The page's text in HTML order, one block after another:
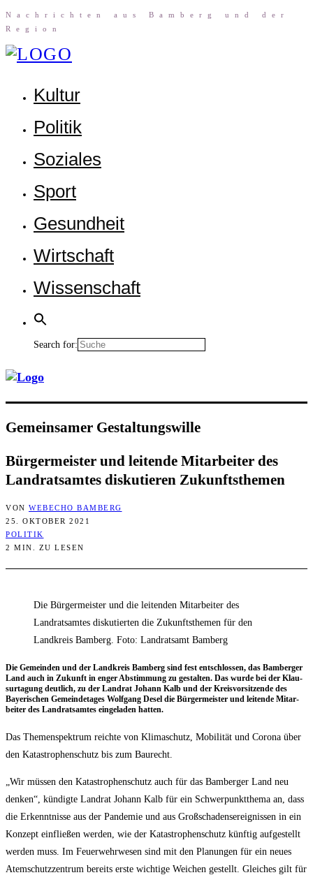
Nach­rich­ten aus Bam­berg und der
Region
Kul­tur
Poli­tik
Sozia­les
Sport
Gesund­heit
Wirt­schaft
Wis­sen­schaft
Search for:
Gemein­sa­mer Gestaltungswille
Bür­ger­meis­ter und lei­ten­de Mit­ar­bei­ter des
Land­rats­am­tes dis­ku­tie­ren Zukunftsthemen
VON WEBECHO BAMBERG
25. OKTOBER 2021
POLITIK
2 MIN. ZU LESEN
Die Bürgermeister und die leitenden Mitarbeiter des
Landratsamtes diskutierten die Zukunftsthemen für den
Landkreis Bamberg. Foto: Landratsamt Bamberg
Die Gemein­den und der Land­kreis Bam­berg sind fest ent­schlos­sen, das Bam­ber­ger
Land auch in Zukunft in enger Abstim­mung zu gestal­ten. Das wur­de bei der Klau­
sur­ta­gung deut­lich, zu der Land­rat Johann Kalb und der Kreis­vor­sit­zen­de des
Baye­ri­schen Gemein­de­ta­ges Wolf­gang Desel die Bür­ger­meis­ter und lei­ten­de Mit­ar­
bei­ter des Land­rats­am­tes ein­ge­la­den hatten.
Das The­men­spek­trum reich­te von Kli­ma­schutz, Mobi­li­tät und Coro­na über
den Kata­stro­phen­schutz bis zum Baurecht.
„Wir müs­sen den Kata­stro­phen­schutz auch für das Bam­ber­ger Land neu
den­ken“, kün­dig­te Land­rat Johann Kalb für ein Schwer­punkt­the­ma an, dass
die Erkennt­nis­se aus der Pan­de­mie und aus Groß­scha­dens­er­eig­nis­sen in ein
Kon­zept ein­flie­ßen wer­den, wie der Kata­stro­phen­schutz künf­tig auf­ge­stellt
wer­den muss. Im Feu­er­wehr­we­sen sind mit den Pla­nun­gen für ein neu­es
Atem­schutz­zen­trum bereits ers­te wich­ti­ge Wei­chen gestellt. Glei­ches gilt für